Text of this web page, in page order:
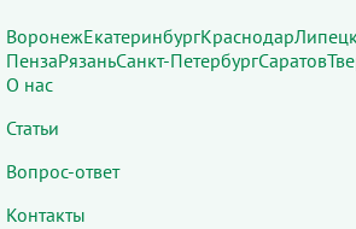
ВоронежЕкатеринбургКраснодар
ПензаРязаньСанкт-ПетербургСаратов
О нас
Статьи
Вопрос-ответ
Контакты